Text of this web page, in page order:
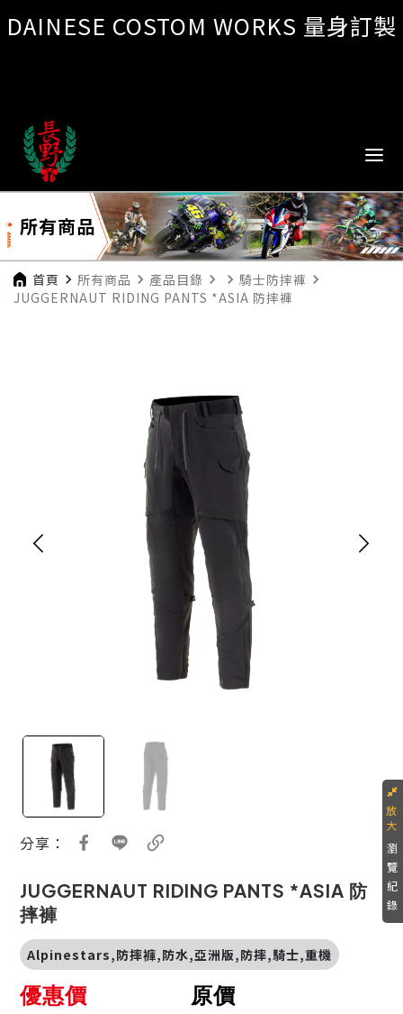
DAINESE COSTOM WORKS 量身訂製
所有商品
首頁 navigate_next 所有商品 navigate_next 產品目錄 navigate_next navigate_next 騎士防摔褲 navigate_next
JUGGERNAUT RIDING PANTS *ASIA 防摔褲
分享：
JUGGERNAUT RIDING PANTS *ASIA 防
摔褲
Alpinestars,防摔褲,防水,亞洲版,防摔,騎士,重機
原價
優惠價
瀏
覽
紀
錄